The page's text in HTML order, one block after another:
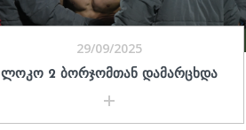
29/09/2025
ᲚᲝᲙᲝ 2 ᲑᲝᲠᲯᲝᲛᲗᲐᲜ ᲓᲐᲛᲐᲠᲪᲮᲓᲐ